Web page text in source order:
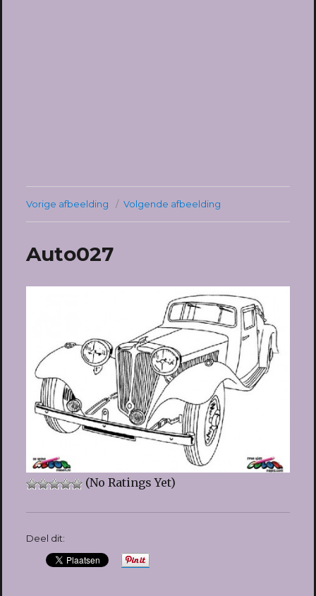
Vorige afbeelding Volgende afbeelding
Auto027
(No Ratings Yet)
Deel dit: